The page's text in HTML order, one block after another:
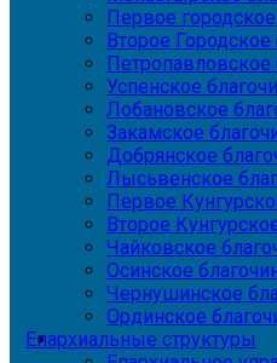
Первое
Второе Городское
Петропавловское
Успенское
Лобановское
Закамское
Добрянское
Лысьвенское
Первое
Второе
Чайковское
Осинское
Чернушинское
Ординское
Епархиальные структуры